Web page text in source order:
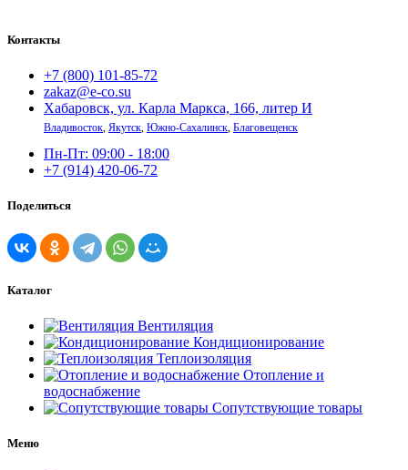
Контакты
+7 (800) 101-85-72
zakaz@e-co.su
Хабаровск, ул. Карла Маркса, 166, литер И
Владивосток, Якутск, Южно-Сахалинск, Благовещенск
Пн-Пт: 09:00 - 18:00
+7 (914) 420-06-72
Поделиться
Каталог
Вентиляция
Кондиционирование
Теплоизоляция
Отопление и
водоснабжение
Сопутствующие товары
Меню